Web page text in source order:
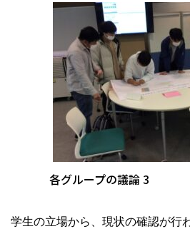
各グループの議論 3
学生の立場から、現状の確認が行